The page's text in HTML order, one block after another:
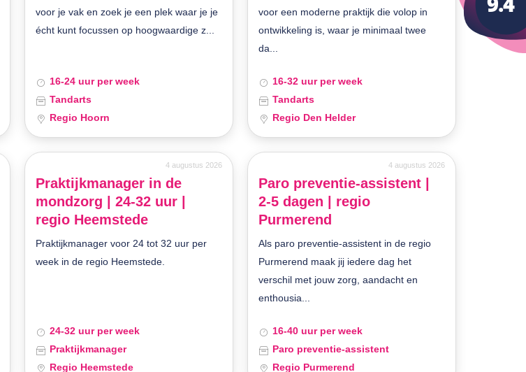
voor je vak en zoek je een plek waar je je
écht kunt focussen op hoogwaardige z...
16-24 uur per week
Tandarts
Regio Hoorn
voor een moderne praktijk die volop in
ontwikkeling is, waar je minimaal twee
da...
16-32 uur per week
Tandarts
Regio Den Helder
4 augustus 2026
Praktijkmanager in de
mondzorg | 24-32 uur |
regio Heemstede
Praktijkmanager voor 24 tot 32 uur per
week in de regio Heemstede.
24-32 uur per week
Praktijkmanager
Regio Heemstede
4 augustus 2026
Paro preventie-assistent |
2-5 dagen | regio
Purmerend
Als paro preventie-assistent in de regio
Purmerend maak jij iedere dag het
verschil met jouw zorg, aandacht en
enthousia...
16-40 uur per week
Paro preventie-assistent
Regio Purmerend